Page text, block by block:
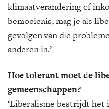
klimaatverandering of
bemoeienis, mag je als
gevolgen van die
anderen in.’
Hoe tolerant moet de
gemeenschappen?
‘Liberalisme bestrijdt het